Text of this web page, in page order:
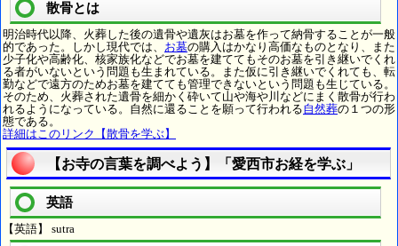
散骨とは
明治時代以降、火葬した後の遺骨や遺灰はお墓を作って納骨することが一般
的であった。しかし現代では、 お墓の購入はかなり高価なものとなり、また
少子化や高齢化、核家族化などでお墓を建ててもそのお墓を引き継いでくれ
る者がいないという問題も生まれている。また仮に引き継いでくれても、転
勤などで遠方のためお墓を建てても管理できないという問題も生じている。
そのため、火葬された遺骨を細かく砕いて山や海や川などにまく散骨が行わ
れるようになっている。自然に還ることを願って行われる自然葬の１つの形
態である。
詳細はこのリンク【散骨を学ぶ】
【お寺の言葉を調べよう】「愛西市お経を学ぶ」
英語
【英語】 sutra